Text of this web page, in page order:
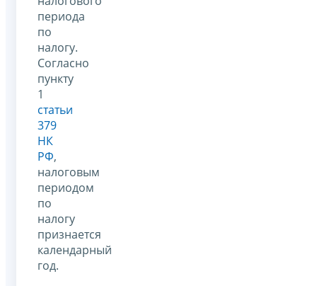
периода
по
налогу.
Согласно
пункту
1
статьи
379
НК
РФ,
налоговым
периодом
по
налогу
признается
календарный
год.